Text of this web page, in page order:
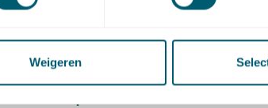
Weigeren